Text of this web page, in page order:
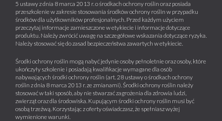
5 ustawy z dnia 8 marca 2013 r. o środkach ochrony roślin oraz posiada
przeszkolenie w zakresie stosowania środków ochrony roślin w przypadku
środków dla użytkowników profesjonalnych. Przed każdym użyciem
przeczytaj informacje zamieszczone w etykiecie i informacje dotyczące
produktu. Należy zwrócić uwagę na szczegółowe wskazania dotyczące ryzyka.
Należy stosować się do zasad bezpieczeństwa zawartych w etykiecie.
Środki ochrony roślin mogą nabyć jedynie osoby pełnoletnie oraz osoby, które
ukończyły szkolenie i posiadają kwalifikacje wymagane dla osób
nabywających środki ochrony roślin (art. 28 ustawy o środkach ochrony
roślin z dnia 8 marca 2013 r. ze zmianami). Środki ochrony roślin należy
stosować w taki sposób, aby nie stwarzać zagrożenia dla zdrowia ludzi,
zwierząt oraz dla środowiska. Kupującym środki ochrony roślin musi być
osobą trzeźwą. Korzystając z oferty oświadczasz, że spełniasz wyżej
wymienione warunki.